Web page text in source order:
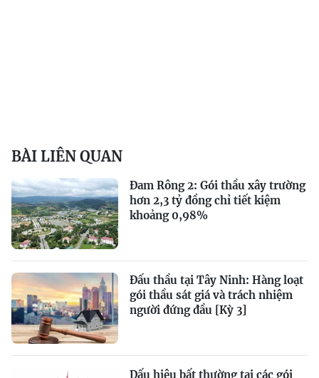
BÀI LIÊN QUAN
Đam Rông 2: Gói thầu xây trường
hơn 2,3 tỷ đồng chỉ tiết kiệm
khoảng 0,98%
Đấu thầu tại Tây Ninh: Hàng loạt
gói thầu sát giá và trách nhiệm
người đứng đầu [Kỳ 3]
Dấu hiệu bất thường tại các gói